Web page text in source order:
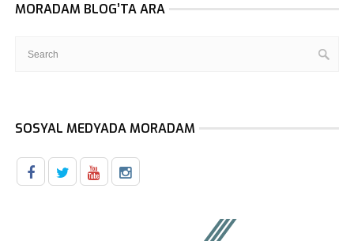
MORADAM BLOG’TA ARA
SOSYAL MEDYADA MORADAM